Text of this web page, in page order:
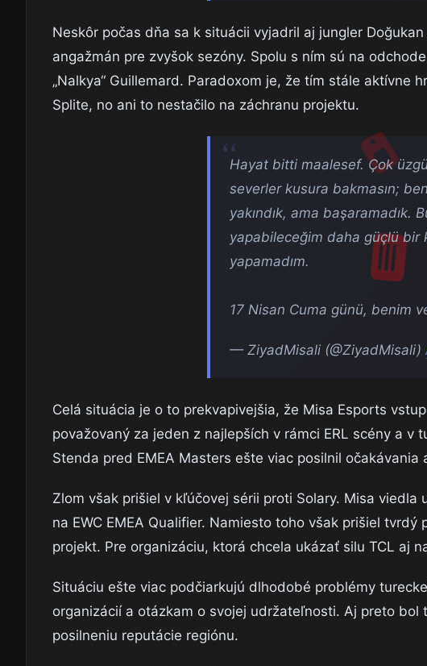
Neskôr počas dňa sa k situácii vyjadril aj jungler
angažmán pre zvyšok sezóny. Spolu s ním sú na
„Nalkya“ Guillemard. Paradoxom je, že tím stále aktívne
Splite, no ani to nestačilo na záchranu projektu.
Hayat bitti maalesef. Çok
severler kusura bakmasın;
yakındık, ama başaramadık.
yapabileceğim daha güçlü bir
yapamadım.
17 Nisan Cuma günü, benim
— ZiyadMisali (@ZiyadMisali)
Celá situácia je o to prekvapivejšia, že Misa Esports
považovaný za jeden z najlepších v rámci ERL scény a
Stenda pred EMEA Masters ešte viac posilnil
Zlom však prišiel v kľúčovej sérii proti Solary. Misa
na EWC EMEA Qualifier. Namiesto toho však prišiel
projekt. Pre organizáciu, ktorá chcela ukázať silu TCL aj
Situáciu ešte viac podčiarkujú dlhodobé problémy
organizácií a otázkam o svojej udržateľnosti. Aj preto
posilneniu reputácie regiónu.